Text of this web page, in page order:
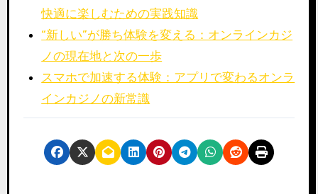
快適に楽しむための実践知識
“新しい”が勝ち体験を変える：オンラインカジ
ノの現在地と次の一歩
スマホで加速する体験：アプリで変わるオンラ
インカジノの新常識